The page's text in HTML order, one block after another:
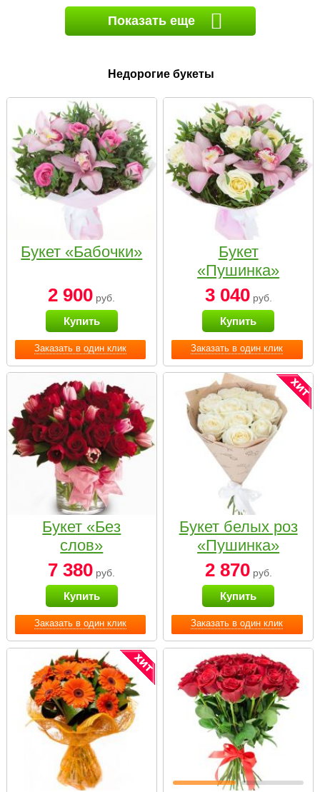
Показать еще
Недорогие букеты
Заказать в один клик
Букет «Бабочки»
2 900 руб.
Купить
Заказать в один клик
Букет
«Пушинка»
3 040руб.
Купить
Заказать в один клик
Букет «Без
слов»
7 380 руб.
Купить
Заказать в один клик
Букет белых роз
«Пушинка»
2 870руб.
Купить